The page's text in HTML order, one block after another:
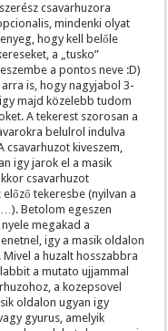
csavarhuzora
mindenki olyat
hogy kell belőle
a „tusko”
a pontos neve :D)
is, hogy nagyjabol 3-
majd közelebb tudom
A tekerest szorosan a
belulrol indulva
csavarhuzot kiveszem,
igy jarok el a masik
csavarhuzot
tekeresbe (nyilvan a
Betolom egeszen
megakad a
igy a masik oldalon
a huzalt hosszabbra
a mutato ujjammal
a kozepsovel
oldalon ugyan igy
gyurus, amelyik